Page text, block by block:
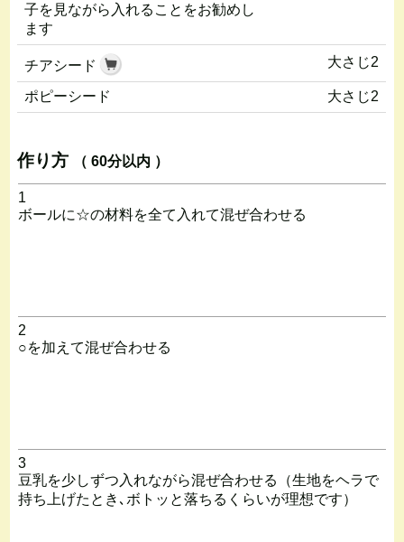
子を見ながら入れることをお勧めし
ます
チアシード 大さじ2
ポピーシード 大さじ2
作り方 （ 60分以内 ）
1
ボールに☆の材料を全て入れて混ぜ合わせる
2
○を加えて混ぜ合わせる
3
豆乳を少しずつ入れながら混ぜ合わせる（生地をヘラで
持ち上げたとき､ボトッと落ちるくらいが理想です）